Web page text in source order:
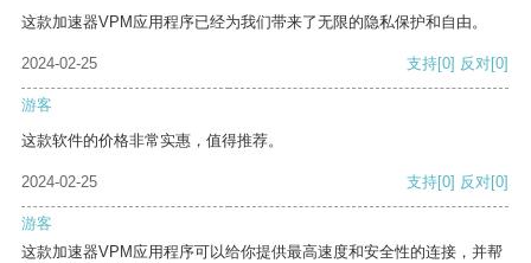
这款加速器VPM应用程序已经为我们带来了无限的隐私保护和自由。
2024-02-25 支持[0] 反对[0]
游客
这款软件的价格非常实惠，值得推荐。
2024-02-25 支持[0] 反对[0]
游客
这款加速器VPM应用程序可以给你提供最高速度和安全性的连接，并帮